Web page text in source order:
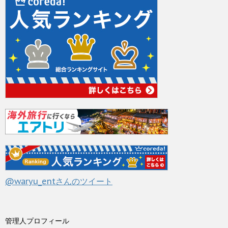
@waryu_entさんのツイート
管理人プロフィール